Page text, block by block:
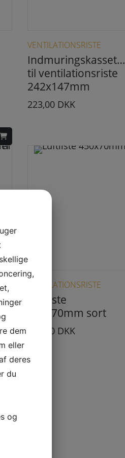
VENTILATIONSRISTE
Indmuringskassette
til ventilationsriste
242x147mm
223,00 DKK
VENTILATIONSRISTE
Luftliste
450x70mm sort
467,00 DKK
dem
eller
deres
du
og